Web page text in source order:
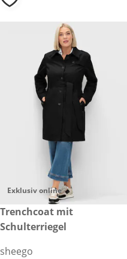
Exklusiv online
€ 169,00
Trenchcoat mit
Schulterriegel
sheego